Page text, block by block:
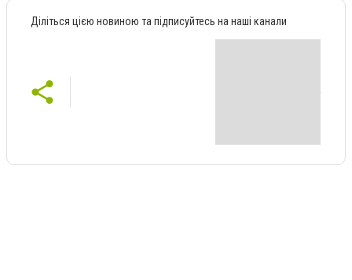
Діліться цією новиною та підписуйтесь на наші канали